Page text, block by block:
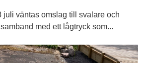
juli väntas omslag till svalare och
med ett lågtryck som...